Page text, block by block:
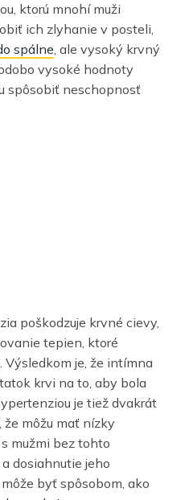
ktorú mnohí muži
ich zlyhanie v posteli,
spálne, ale vysoký krvný
vysoké hodnoty
spôsobiť neschopnosť
poškodzuje krvné cievy,
tepien, ktoré
Výsledkom je, že intímna
krvi na to, aby bola
je tiež dvakrát
môžu mať nízky
mužmi bez tohto
dosiahnutie jeho
byť spôsobom, ako